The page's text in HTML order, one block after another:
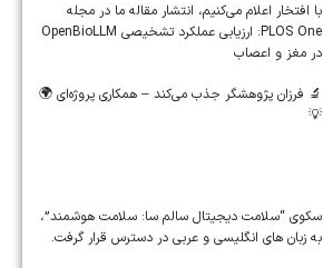
‏‏‏با افتخار اعلام می‌کنیم، انتشار مقاله ما در مجله
‎PLOS One‎: ارزیابی عملکرد تشخیصی ‎OpenBioLLM‎
در مغز و اعصاب
🔬 فرزان پژوهشگر جذب می‌کند – همکاری پروژه‌ای 🌍
💡
سکوی “سلامت دیجیتال سالم سا: سلامت هوشمند”،
به زبان های انگلیسی و عربی در دسترس قرار گرفت.